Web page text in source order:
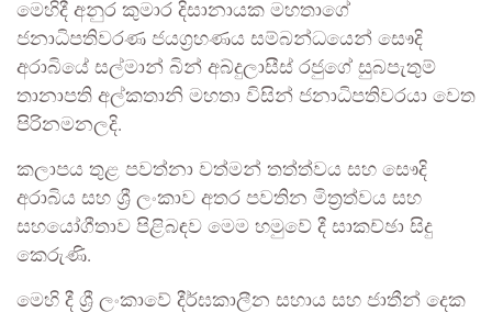
මෙහිදී අනුර කුමාර දිසානායක මහතාගේ
ජනාධිපතිවරණ ජයග්‍රහණය සම්බන්ධයෙන් සෞදි
අරාබියේ සල්මාන් බින් අබ්දුලාසීස් රජුගේ සුබපැතුම්
තානාපති අල්කතානි මහතා විසින් ජනාධිපතිවරයා වෙත
පිරිනමනලදි.
කලාපය තුළ පවත්නා වත්මන් තත්ත්වය සහ සෞදි
අරාබිය සහ ශ්‍රී ලංකාව අතර පවතින මිත්‍රත්වය සහ
සහයෝගීතාව පිළිබඳව මෙම හමුවේ දී සාකච්ඡා සිදු
කෙරුණි.
මෙහි දී ශ්‍රී ලංකාවේ දීර්ඝකාලීන සහාය සහ ජාතීන් දෙක